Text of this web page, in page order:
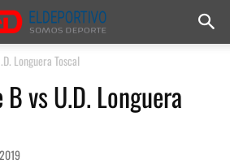
Longuera Toscal
B vs U.D. Longuera